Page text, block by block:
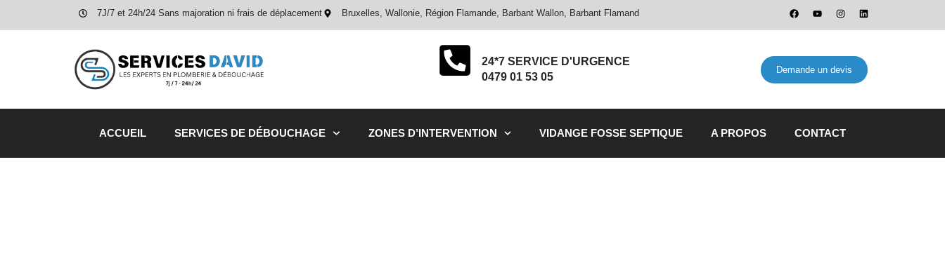
7J/7 et 24h/24 Sans majoration ni frais de déplacement Bruxelles, Wallonie, Région Flamande, Barbant Wallon, Barbant Flamand
24*7 SERVICE D'URGENCE
0479 01 53 05
Demande un devis
ACCUEIL SERVICES DE DÉBOUCHAGE ZONES D’INTERVENTION VIDANGE FOSSE SEPTIQUE A PROPOS CONTACT